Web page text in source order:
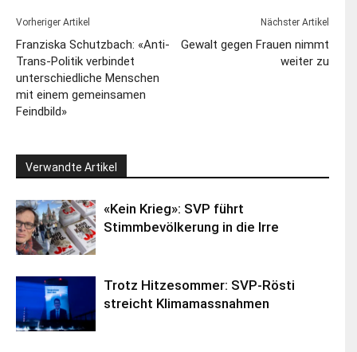
Vorheriger Artikel
Franziska Schutzbach: «Anti-
Trans-Politik verbindet
unterschiedliche Menschen
mit einem gemeinsamen
Feindbild»
Nächster Artikel
Gewalt gegen Frauen nimmt
weiter zu
Verwandte Artikel
«Kein Krieg»: SVP führt
Stimmbevölkerung in die Irre
Trotz Hitzesommer: SVP-Rösti
streicht Klimamassnahmen